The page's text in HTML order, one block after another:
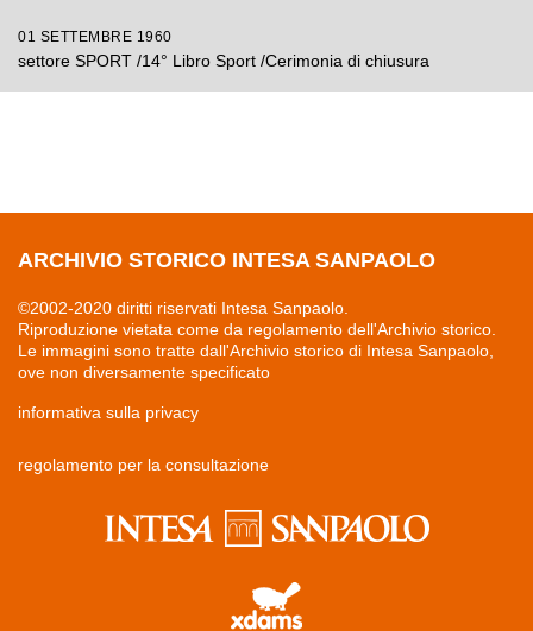
01 SETTEMBRE 1960
settore SPORT /14° Libro Sport /Cerimonia di chiusura
ARCHIVIO STORICO INTESA SANPAOLO
©2002-2020 diritti riservati Intesa Sanpaolo.
Riproduzione vietata come da regolamento dell'Archivio storico.
Le immagini sono tratte dall'Archivio storico di Intesa Sanpaolo,
ove non diversamente specificato
informativa sulla privacy
regolamento per la consultazione